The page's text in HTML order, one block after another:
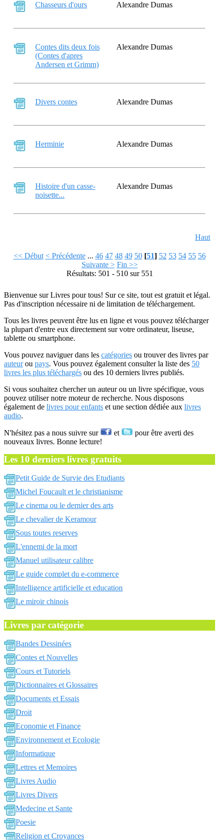
Chasseurs d'ours Alexandre Dumas
Contes dits deux fois
(Contes d'apres
Andersen et Grimm)
Alexandre Dumas
Divers contes Alexandre Dumas
Herminie Alexandre Dumas
Histoire d'un casse-
noisette...
Alexandre Dumas
Haut
<< Début < Précédente ... 46 47 48 49 50 [51] 52 53 54 55 56
Suivante > Fin >>
Résultats: 501 - 510 sur 551
Bienvenue sur Livres pour tous! Sur ce site, tout est gratuit et légal.
Pas d'inscription nécessaire ni de limitation de téléchargement.
Tous les livres peuvent être lus en ligne et vous pouvez télécharger
la plupart d'entre eux directement sur votre ordinateur, liseuse,
tablette ou smartphone.
Vous pouvez naviguer dans les catégories ou trouver des livres par
auteurou pays. Vous pouvez également consulter la liste des 50
livres les plus téléchargés ou des 10 derniers livres publiés.
Si vous souhaitez chercher un auteur ou un livre spécifique, vous
pouvez utiliser notre moteur de recherche. Nous disposons
également de livres pour enfants et une section dédiée aux livres
audio.
N'hésitez pas a nous suivre sur et
pour être averti des
nouveaux livres. Bonne lecture!
Les 10 derniers livres gratuits
Petit Guide de Survie des Etudiants
Michel Foucault et le christianisme
Le cinema ou le dernier des arts
Le chevalier de Keramour
Sous toutes reserves
L'ennemi de la mort
Manuel utilisateur calibre
Le guide complet du e-commerce
Intelligence artificielle et education
Le miroir chinois
Livres par catégorie
Bandes Dessinées
Contes et Nouvelles
Cours et Tutoriels
Dictionnaires et Glossaires
Documents et Essais
Droit
Economie et Finance
Environnement et Ecologie
Informatique
Lettres et Memoires
Livres Audio
Livres Divers
Medecine et Sante
Poesie
Religion et Croyances